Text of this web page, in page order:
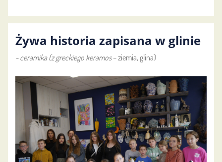
Żywa historia zapisana w glinie
- ceramika (z greckiego keramos – ziemia, glina)